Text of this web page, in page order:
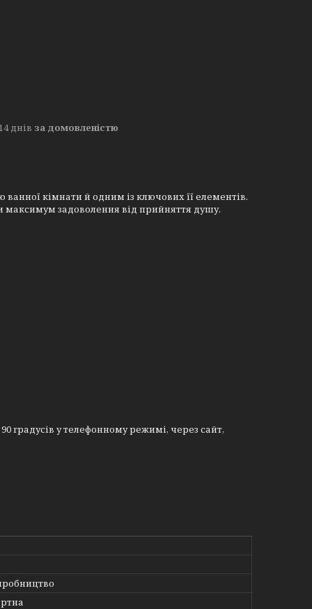
днів за домовленістю
кімнати й одним із ключових її елементів.
максимум задоволення від прийняття душу.
градусів у телефонному режимі, через сайт,